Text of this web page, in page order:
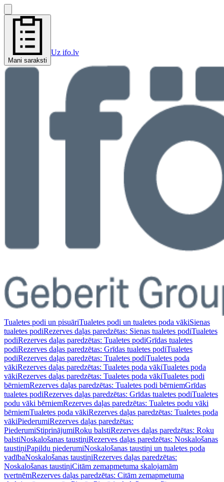
Mani saraksti
Uz ifo.lv
Tualetes podi un pisuāriTualetes podi un tualetes poda vākiSienas
tualetes podiRezerves daļas paredzētas: Sienas tualetes podiTualetes
podiRezerves daļas paredzētas: Tualetes podiGrīdas tualetes
podiRezerves daļas paredzētas: Grīdas tualetes podiTualetes
podiRezerves daļas paredzētas: Tualetes podiTualetes poda
vākiRezerves daļas paredzētas: Tualetes poda vākiTualetes poda
vākiRezerves daļas paredzētas: Tualetes poda vākiTualetes podi
bērniemRezerves daļas paredzētas: Tualetes podi bērniemGrīdas
tualetes podiRezerves daļas paredzētas: Grīdas tualetes podiTualetes
podu vāki bērniemRezerves daļas paredzētas: Tualetes podu vāki
bērniemTualetes poda vākiRezerves daļas paredzētas: Tualetes poda
vākiPiederumiRezerves daļas paredzētas:
PiederumiStiprinājumiRoku balstiRezerves daļas paredzētas: Roku
balstiNoskalošanas taustiņiRezerves daļas paredzētas: Noskalošanas
taustiņiPapildu piederumiNoskalošanas taustiņi un tualetes poda
vadībaNoskalošanas taustiņiRezerves daļas paredzētas:
Noskalošanas taustiņiCitām zemapmetuma skalojamām
tvertnēmRezerves daļas paredzētas: Citām zemapmetuma